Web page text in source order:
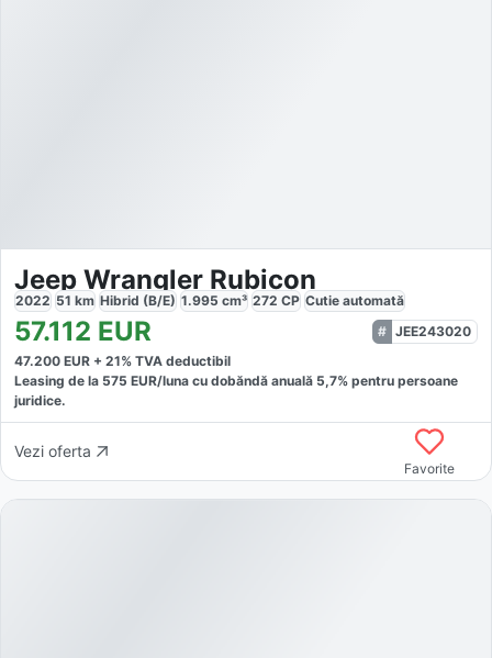
Jeep Wrangler Rubicon
2022 51 km Hibrid (B/E) 1.995 cm³ 272 CP Cutie automată
57.112 EUR
JEE243020
47.200 EUR + 21% TVA deductibil
Leasing de la 575 EUR/luna cu dobăndă anuală 5,7% pentru persoane
juridice.
Vezi oferta
Favorite